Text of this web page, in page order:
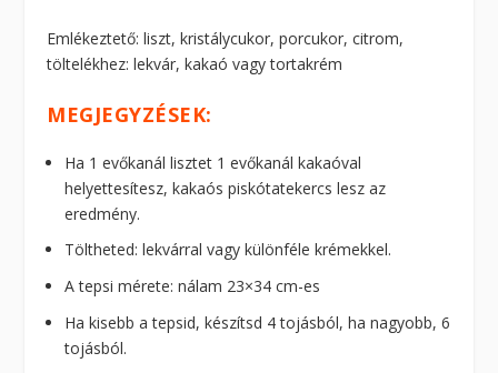
Emlékeztető: liszt, kristálycukor, porcukor, citrom,
töltelékhez: lekvár, kakaó vagy tortakrém
MEGJEGYZÉSEK:
Ha 1 evőkanál lisztet 1 evőkanál kakaóval
helyettesítesz, kakaós piskótatekercs lesz az
eredmény.
Töltheted: lekvárral vagy különféle krémekkel.
A tepsi mérete: nálam 23×34 cm-es
Ha kisebb a tepsid, készítsd 4 tojásból, ha nagyobb, 6
tojásból.